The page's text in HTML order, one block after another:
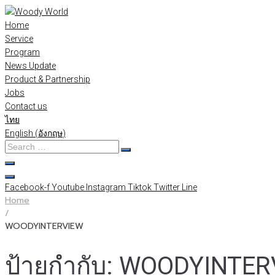
Skip
to
content
Home
Service
Program
News Update
Product & Partnership
Jobs
Contact us
ไทย
English (อังกฤษ)
Search
…
Facebook-fYoutube Instagram TiktokTwitter Line
Home
/
WOODYINTERVIEW
ป้ายกำกับ: